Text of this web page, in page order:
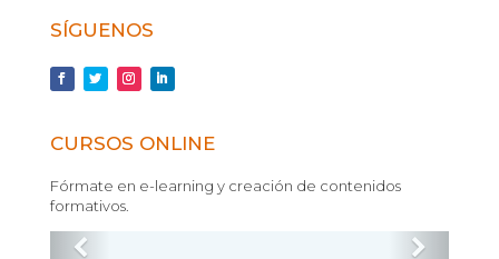
SÍGUENOS
CURSOS ONLINE
Fórmate en e-learning y creación de contenidos
formativos.